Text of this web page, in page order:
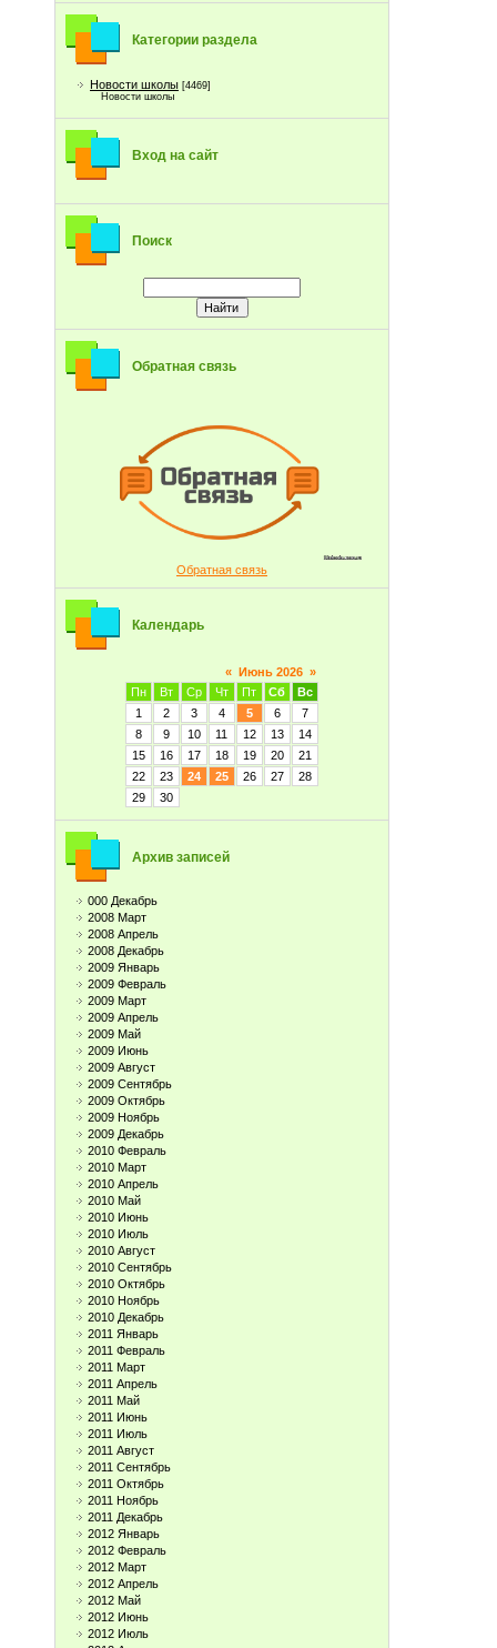
Категории раздела
Новости школы [4469]
Новости школы
Вход на сайт
Поиск
Обратная связь
Обратная связь
Календарь
« Июнь 2026 »
Пн
Вт Ср Чт Пт Сб
Вс
1
2 3 4 5 6
7
8
9 10 11 12 13
14
15
16 17 18 19 20
21
22
23 24 25 26 27
28
29
30
Архив записей
000 Декабрь
2008 Март
2008 Апрель
2008 Декабрь
2009 Январь
2009 Февраль
2009 Март
2009 Апрель
2009 Май
2009 Июнь
2009 Август
2009 Сентябрь
2009 Октябрь
2009 Ноябрь
2009 Декабрь
2010 Февраль
2010 Март
2010 Апрель
2010 Май
2010 Июнь
2010 Июль
2010 Август
2010 Сентябрь
2010 Октябрь
2010 Ноябрь
2010 Декабрь
2011 Январь
2011 Февраль
2011 Март
2011 Апрель
2011 Май
2011 Июнь
2011 Июль
2011 Август
2011 Сентябрь
2011 Октябрь
2011 Ноябрь
2011 Декабрь
2012 Январь
2012 Февраль
2012 Март
2012 Апрель
2012 Май
2012 Июнь
2012 Июль